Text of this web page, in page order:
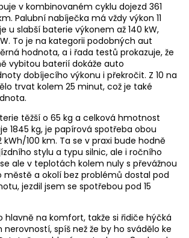
v kombinovaném cyklu dojezd 361
Palubní nabíječka má vždy výkon 11
u slabší baterie výkonem až 140 kW,
To je na kategorii podobných aut
hodnota, a i řada testů prokazuje, že
vybitou baterií dokáže auto
dobíjecího výkonu i překročit. Z 10 na
trvat kolem 25 minut, což je také
těžší o 65 kg a celková hmotnost
1845 kg, je papírová spotřeba obou
kWh/100 km. Ta se v praxi bude hodně
stylu a typu silnic, ale i ročního
ale v teplotách kolem nuly s převážnou
městě a okolí bez problémů dostal pod
jezdil jsem se spotřebou pod 15
hlavně na komfort, takže si řidiče hýčká
spíš než že by ho svádělo ke